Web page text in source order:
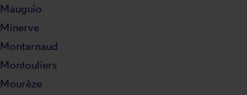
Mauguio
Minerve
Montarnaud
Montouliers
Mourèze